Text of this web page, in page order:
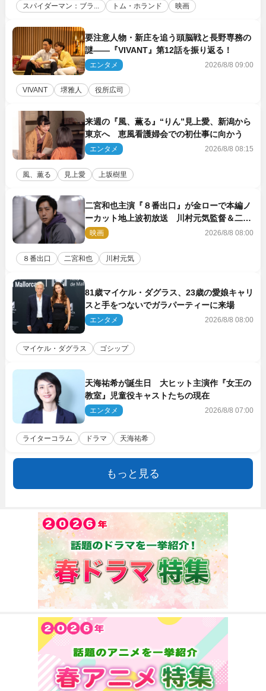
スパイダーマン：ブラ... トム・ホランド 映画
要注意人物・新庄を追う頭脳戦と長野専務の
謎――『VIVANT』第12話を振り返る！
エンタメ 2026/8/8 09:00
VIVANT 堺雅人 役所広司
来週の『風、薫る』“りん”見上愛、新潟から
東京へ 恵風看護婦会での初仕事に向かう
エンタメ 2026/8/8 08:15
風、薫る 見上愛 上坂樹里
二宮和也主演『８番出口』が金ローで本編ノ
ーカット地上波初放送 川村元気監督＆二宮
コメント到着
映画 2026/8/8 08:00
８番出口 二宮和也 川村元気
81歳マイケル・ダグラス、23歳の愛娘キャリ
スと手をつないでガラパーティーに来場
エンタメ 2026/8/8 08:00
マイケル・ダグラス ゴシップ
天海祐希が誕生日 大ヒット主演作『女王の
教室』児童役キャストたちの現在
エンタメ 2026/8/8 07:00
ライターコラム ドラマ 天海祐希
もっと見る